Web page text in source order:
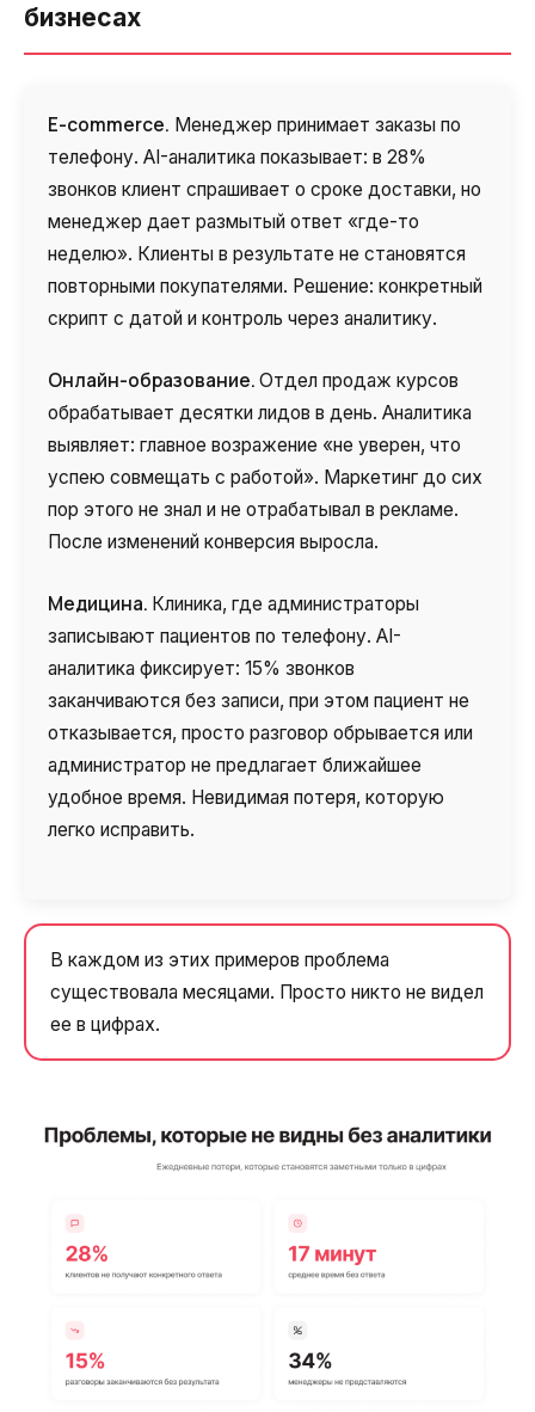
бизнесах
E-commerce. Менеджер принимает заказы по
телефону. AI-аналитика показывает: в 28%
звонков клиент спрашивает о сроке доставки, но
менеджер дает размытый ответ «где-то
неделю». Клиенты в результате не становятся
повторными покупателями. Решение: конкретный
скрипт с датой и контроль через аналитику.
Онлайн-образование. Отдел продаж курсов
обрабатывает десятки лидов в день. Аналитика
выявляет: главное возражение «не уверен, что
успею совмещать с работой». Маркетинг до сих
пор этого не знал и не отрабатывал в рекламе.
После изменений конверсия выросла.
Медицина. Клиника, где администраторы
записывают пациентов по телефону. AI-
аналитика фиксирует: 15% звонков
заканчиваются без записи, при этом пациент не
отказывается, просто разговор обрывается или
администратор не предлагает ближайшее
удобное время. Невидимая потеря, которую
легко исправить.
В каждом из этих примеров проблема
существовала месяцами. Просто никто не видел
ее в цифрах.